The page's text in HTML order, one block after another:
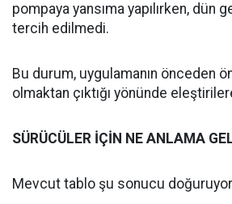
pompaya yansıma yapılırken, dün
tercih edilmedi.
Bu durum, uygulamanın önceden
olmaktan çıktığı yönünde
SÜRÜCÜLER İÇİN NE ANLAMA
Mevcut tablo şu sonucu